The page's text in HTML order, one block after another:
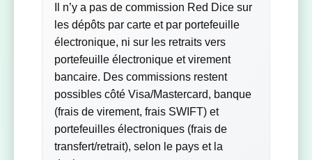
Il n’y a pas de commission Red Dice sur
les dépôts par carte et par portefeuille
électronique, ni sur les retraits vers
portefeuille électronique et virement
bancaire. Des commissions restent
possibles côté Visa/Mastercard, banque
(frais de virement, frais SWIFT) et
portefeuilles électroniques (frais de
transfert/retrait), selon le pays et la